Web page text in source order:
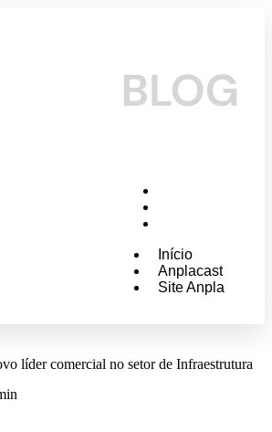
Início
Anplacast
Site Anpla
líder comercial no setor de Infraestrutura